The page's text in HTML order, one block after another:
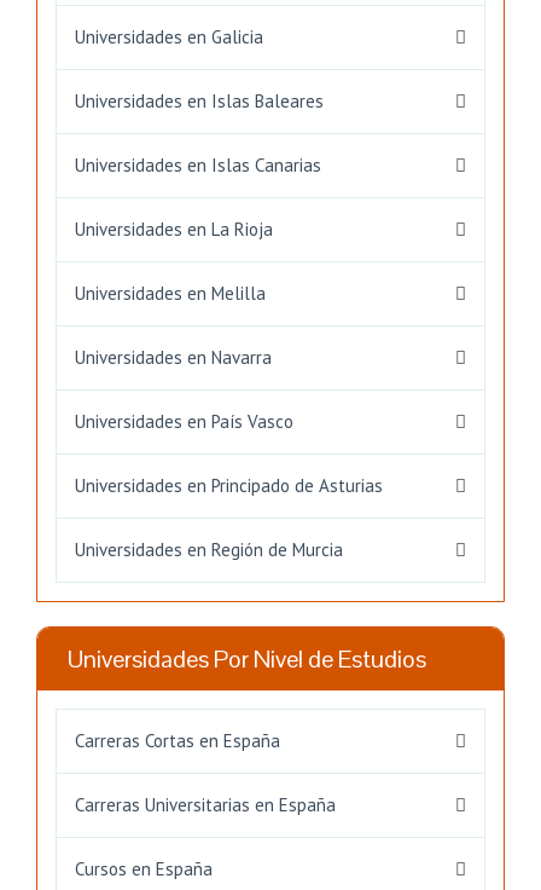
Universidades en Galicia
Universidades en Islas Baleares
Universidades en Islas Canarias
Universidades en La Rioja
Universidades en Melilla
Universidades en Navarra
Universidades en País Vasco
Universidades en Principado de Asturias
Universidades en Región de Murcia
Universidades Por Nivel de Estudios
Carreras Cortas en España
Carreras Universitarias en España
Cursos en España